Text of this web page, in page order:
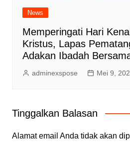
News
Memperingati Hari
Kristus, Lapas
Adakan Ibadah
adminexspose Mei 9,
Tinggalkan Balasan
Alamat email Anda tidak akan